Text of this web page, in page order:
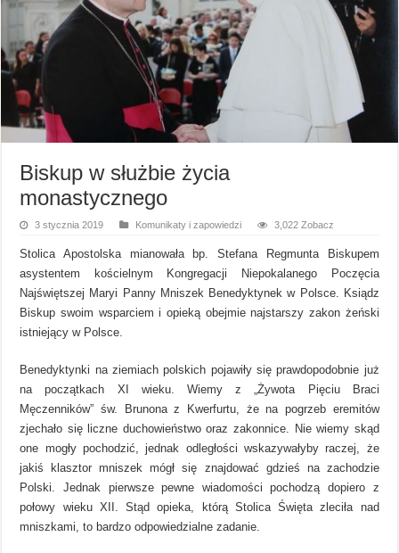
Biskup w służbie życia
monastycznego
3 stycznia 2019 Komunikaty i zapowiedzi 3,022 Zobacz
Stolica Apostolska mianowała bp. Stefana Regmunta Biskupem
asystentem kościelnym Kongregacji Niepokalanego Poczęcia
Najświętszej Maryi Panny Mniszek Benedyktynek w Polsce. Ksiądz
Biskup swoim wsparciem i opieką obejmie najstarszy zakon żeński
istniejący w Polsce.
Benedyktynki na ziemiach polskich pojawiły się prawdopodobnie już
na początkach XI wieku. Wiemy z „Żywota Pięciu Braci
Męczenników” św. Brunona z Kwerfurtu, że na pogrzeb eremitów
zjechało się liczne duchowieństwo oraz zakonnice. Nie wiemy skąd
one mogły pochodzić, jednak odległości wskazywałyby raczej, że
jakiś klasztor mniszek mógł się znajdować gdzieś na zachodzie
Polski. Jednak pierwsze pewne wiadomości pochodzą dopiero z
połowy wieku XII. Stąd opieka, którą Stolica Święta zleciła nad
mniszkami, to bardzo odpowiedzialne zadanie.